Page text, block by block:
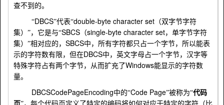
查不到的。
“DBCS”代表“double-byte character set （双字节字符
集）”，它是与“SBCS （single-byte character set，单字节字符
集）”相对应的， SBCS中，所有字符都只占一个字节，所以能表
示的字符数有限，但在DBCS中，英文字母占一个字节，汉字等
特殊字符占有两个字节，从而扩充了Windows能显示的字符数
量。
DBCSCodePageEncoding中的“Code Page”被称为“代码